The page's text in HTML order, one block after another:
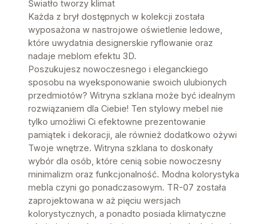
Światło tworzy klimat
Każda z brył dostępnych w kolekcji została
wyposażona w nastrojowe oświetlenie ledowe,
które uwydatnia designerskie ryflowanie oraz
nadaje meblom efektu 3D.
Poszukujesz nowoczesnego i eleganckiego
sposobu na wyeksponowanie swoich ulubionych
przedmiotów? Witryna szklana może być idealnym
rozwiązaniem dla Ciebie! Ten stylowy mebel nie
tylko umożliwi Ci efektowne prezentowanie
pamiątek i dekoracji, ale również dodatkowo ożywi
Twoje wnętrze. Witryna szklana to doskonały
wybór dla osób, które cenią sobie nowoczesny
minimalizm oraz funkcjonalność. Modna kolorystyka
mebla czyni go ponadczasowym. TR-07 została
zaprojektowana w aż pięciu wersjach
kolorystycznych, a ponadto posiada klimatyczne